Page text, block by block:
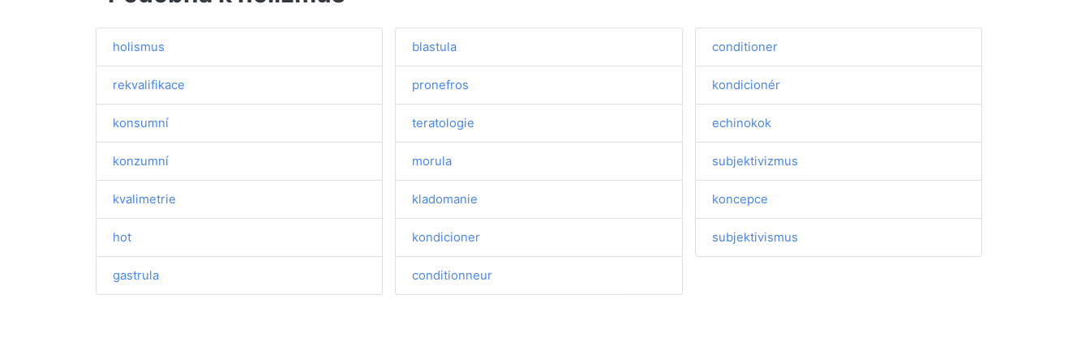
holismus
rekvalifikace
konsumní
konzumní
kvalimetrie
hot
gastrula
blastula
pronefros
teratologie
morula
kladomanie
kondicioner
conditionneur
conditioner
kondicionér
echinokok
subjektivizmus
koncepce
subjektivismus